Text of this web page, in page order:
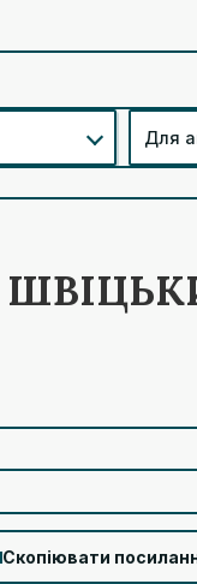
Для
Скопіювати